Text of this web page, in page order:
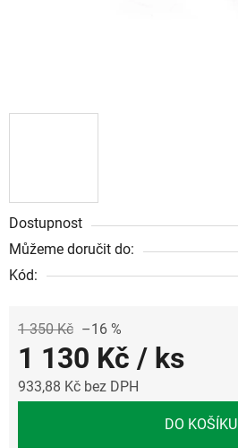
Dostupnost
Můžeme doručit do:
Kód:
1 350 Kč –16 %
1 130 Kč / ks
933,88 Kč bez DPH
DO KOŠÍKU